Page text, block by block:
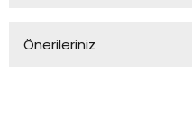
Önerileriniz